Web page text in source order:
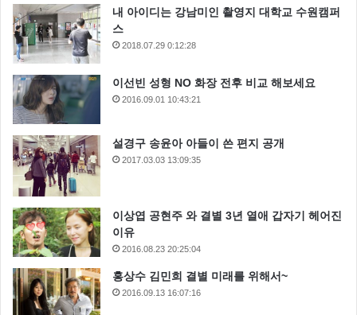
내 아이디는 강남미인 촬영지 대학교 수원캠퍼
스
2018.07.29 0:12:28
이선빈 성형 NO 화장 전후 비교 해보세요
2016.09.01 10:43:21
설경구 송윤아 아들이 쓴 편지 공개
2017.03.03 13:09:35
이상엽 공현주 와 결별 3년 열애 갑자기 헤어진
이유
2016.08.23 20:25:04
홍상수 김민희 결별 미래를 위해서~
2016.09.13 16:07:16